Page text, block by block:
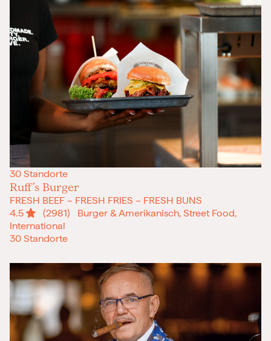
30 Standorte
Ruff’s Burger
FRESH BEEF – FRESH FRIES – FRESH BUNS
4.5
(2981) Burger & Amerikanisch, Street Food,
International
30 Standorte